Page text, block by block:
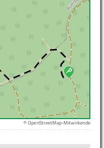
© OpenStreetMap-Mitwirkende